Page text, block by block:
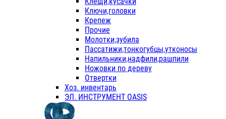
Ключи,головки
Крепеж
Прочие
Молотки,зубила
Пассатижи,тонкогубцы,утконосы
Напильники,надфили,рашпили
Ножовки по дереву
Отвертки
Хоз. инвентарь
ЭЛ. ИНСТРУМЕНТ OASIS